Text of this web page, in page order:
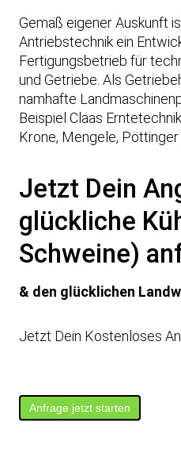
Gemäß eigener Auskunft
Antriebstechnik ein
Fertigungsbetrieb für
und Getriebe. Als
namhafte
Beispiel Claas
Krone, Mengele,
Jetzt Dein
glückliche
Schweine)
& den glücklichen
Jetzt Dein Kostenloses
unverbindliches
Angebot
Anfrage jetzt starten